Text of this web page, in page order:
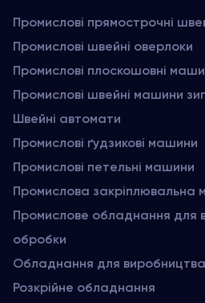
Промислові прямострочні
Промислові швейні оверлоки
Промислові плоскошовні
Промислові швейні машини
Швейні автомати
Промислові ґудзикові машини
Промислові петельні машини
Промислова закріплювальна
Промислове обладнання для
обробки
Обладнання для
Розкрійне обладнання